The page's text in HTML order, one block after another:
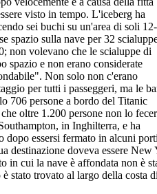
visto in tempo. L'iceberg ha
sei buchi su un'area di soli
spazio sulla nave per 32
non volevano che le scialuppe di
spazio e non erano considerate
Non solo non c'erano
per tutti i passeggeri, ma le
706 persone a bordo del Titanic
oltre 1.200 persone non lo
in Inghilterra, e ha
dopo essersi fermato in alcuni
destinazione doveva essere New
in cui la nave è affondata non è
stato trovato al largo della costa